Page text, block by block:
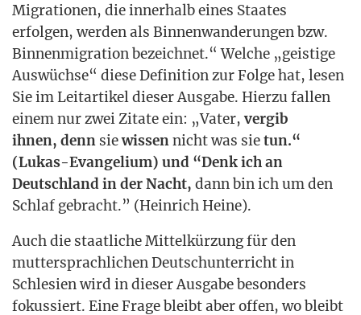
Migra­tio­nen, die inner­halb eines Staa­tes
erfol­gen, wer­den als Bin­nen­wan­de­run­gen bzw.
Bin­nen­mi­gra­ti­on bezeich­net.“ Wel­che „geis­ti­ge
Aus­wüch­se“ die­se Defi­ni­ti­on zur Fol­ge hat, lesen
Sie im Leit­ar­ti­kel die­ser Aus­ga­be. Hier­zu fal­len
einem nur zwei Zita­te ein: „Vater, ver­gib
ihnen, denn siewis­sennicht was sietun.“
(Lukas-Evan­ge­li­um) und “Denk ich an
Deutsch­land in der Nacht, dann bin ich um den
Schlaf gebracht.” (Hein­rich Heine).
Auch die staat­li­che Mit­tel­kür­zung für den
mut­ter­sprach­li­chen Deutsch­un­ter­richt in
Schle­si­en wird in die­ser Aus­ga­be beson­ders
fokus­siert. Eine Fra­ge bleibt aber offen, wo bleibt